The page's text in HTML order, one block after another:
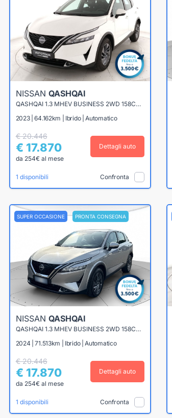
NISSAN QASHQAI
QASHQAI 1.3 MHEV BUSINESS 2WD 158CV XTRONIC
2023 | 64.162km | Ibrido | Automatico
€ 20.446
€ 17.870
da 254€ al mese
Dettagli auto
1 disponibili Confronta
SUPER OCCASIONE PRONTA CONSEGNA
NISSAN QASHQAI
QASHQAI 1.3 MHEV BUSINESS 2WD 158CV XTRONIC
2024 | 71.513km | Ibrido | Automatico
€ 20.446
€ 17.870
da 254€ al mese
Dettagli auto
1 disponibili Confronta